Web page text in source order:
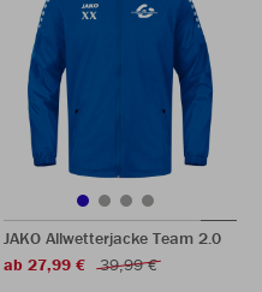
JAKO Allwetterjacke Team 2.0
ab 27,99 €
39,99 €